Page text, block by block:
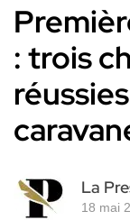
: trois
La
18 mai